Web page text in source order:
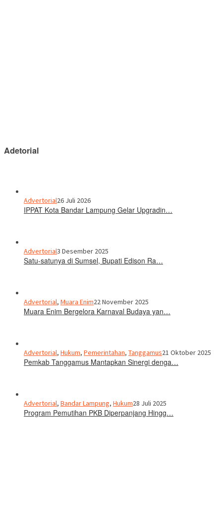
Adetorial
Advertorial26 Juli 2026
IPPAT Kota Bandar Lampung Gelar Upgradin…
Advertorial3 Desember 2025
Satu-satunya di Sumsel, Bupati Edison Ra…
Advertorial, Muara Enim22 November 2025
Muara Enim Bergelora Karnaval Budaya yan…
Advertorial, Hukum, Pemerintahan, Tanggamus21 Oktober 2025
Pemkab Tanggamus Mantapkan Sinergi denga…
Advertorial, Bandar Lampung, Hukum28 Juli 2025
Program Pemutihan PKB Diperpanjang Hingg…